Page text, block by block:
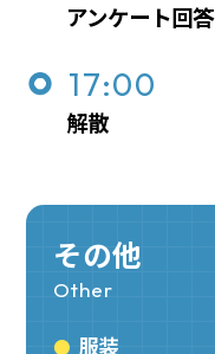
アンケート回答
17:00
解散
その他
Other
服装